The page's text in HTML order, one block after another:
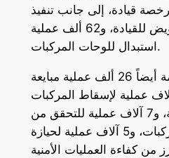
81 ألف رخصة قيادة، إلى جانب تنفيذ
72 ألف طلب تفويض للقيادة، و62 ألف عملية
استبدال للوحات المركبات.
وشهدت المنصة أيضاً 26 ألف عملية مبايعة
و10 آلاف عملية لإسقاط المركبات
المهملة أو التالفة، و7 آلاف عملية للتحقق من
صلاحية تأمين المركبات، و5 آلاف عملية لحيازة
من كفاءة العمليات الأمنية